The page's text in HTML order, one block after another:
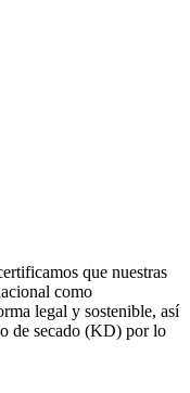
que nuestras
como
legal y sostenible, así
de secado (KD) por lo